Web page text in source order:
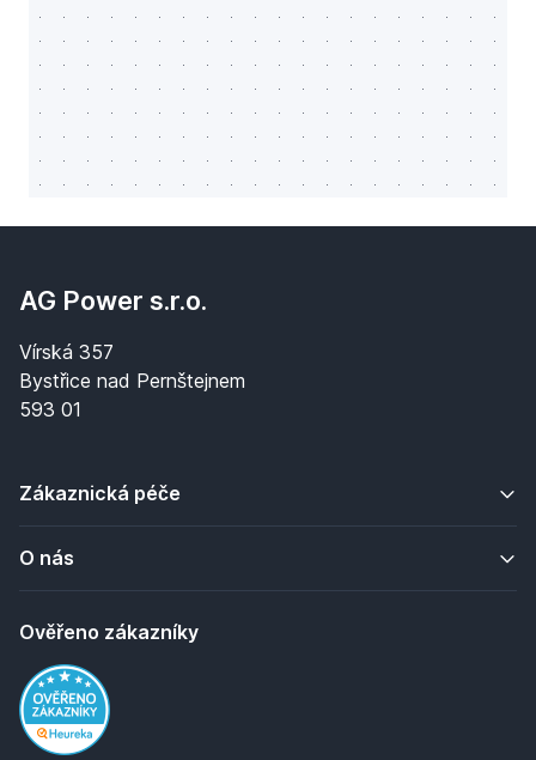
AG Power s.r.o.
Vírská 357
Bystřice nad Pernštejnem
593 01
Zákaznická péče
O nás
Ověřeno zákazníky